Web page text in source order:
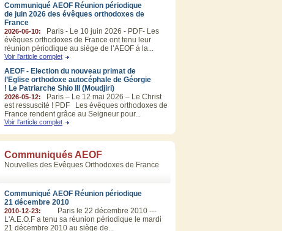
Communiqué AEOF Réunion périodique
de juin 2026 des évêques orthodoxes de
France
2026-06-10:
Paris - Le 10 juin 2026 - PDF- Les
évêques orthodoxes de France ont tenu leur
réunion périodique au siège de l’AEOF à la...
Voir l'article complet
AEOF - Election du nouveau primat de
l’Eglise orthodoxe autocéphale de Géorgie
! Le Patriarche Shio III (Moudjiri)
2026-05-12:
Paris – Le 12 mai 2026 – Le Christ
est ressuscité ! PDF Les évêques orthodoxes de
France rendent grâce au Seigneur pour...
Voir l'article complet
Communiqués AEOF
Nouvelles des Evêques Orthodoxes de France
Communiqué AEOF Réunion périodique
21 décembre 2010
2010-12-23:
Paris le 22 décembre 2010 ---
L'A.E.O.F a tenu sa réunion périodique le mardi
21 décembre 2010 au siège de...